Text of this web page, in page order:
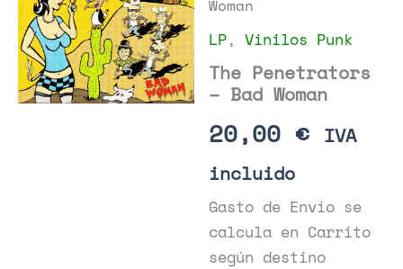
Woman
LP,Vinilos Punk
The Penetrators
– Bad Woman
20,00 € IVA
incluido
Gasto de Envío se
calcula en Carrito
según destino